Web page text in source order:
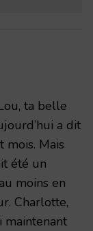
ta belle
a dit
mois. Mais
été un
moins en
Charlotte,
maintenant